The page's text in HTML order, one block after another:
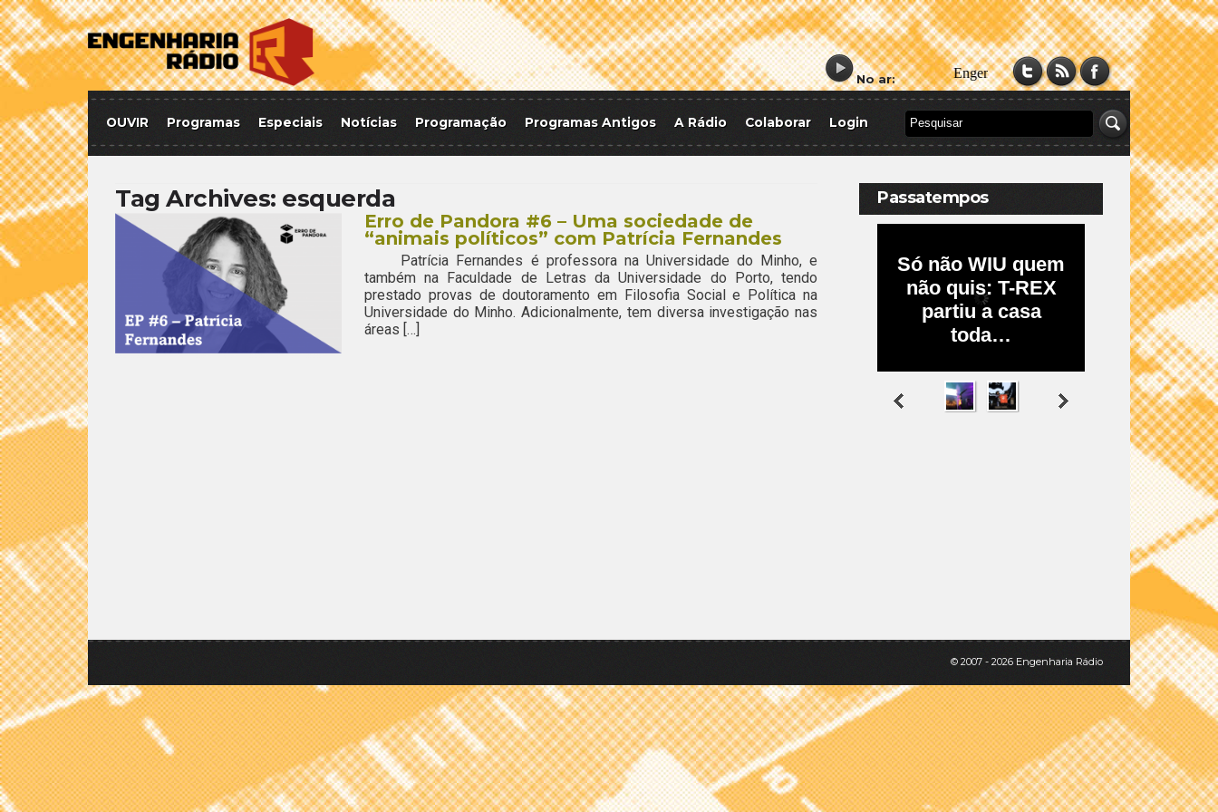
No ar:
OUVIR Programas Especiais Notícias Programação Programas Antigos A Rádio Colaborar Login
Tag Archives: esquerda
Erro de Pandora #6 – Uma sociedade de
“animais políticos” com Patrícia Fernandes
Patrícia Fernandes é professora na Universidade do Minho, e
também na Faculdade de Letras da Universidade do Porto, tendo
prestado provas de doutoramento em Filosofia Social e Política na
Universidade do Minho. Adicionalmente, tem diversa investigação nas
áreas […]
Passatempos
© 2007 - 2026 Engenharia Rádio